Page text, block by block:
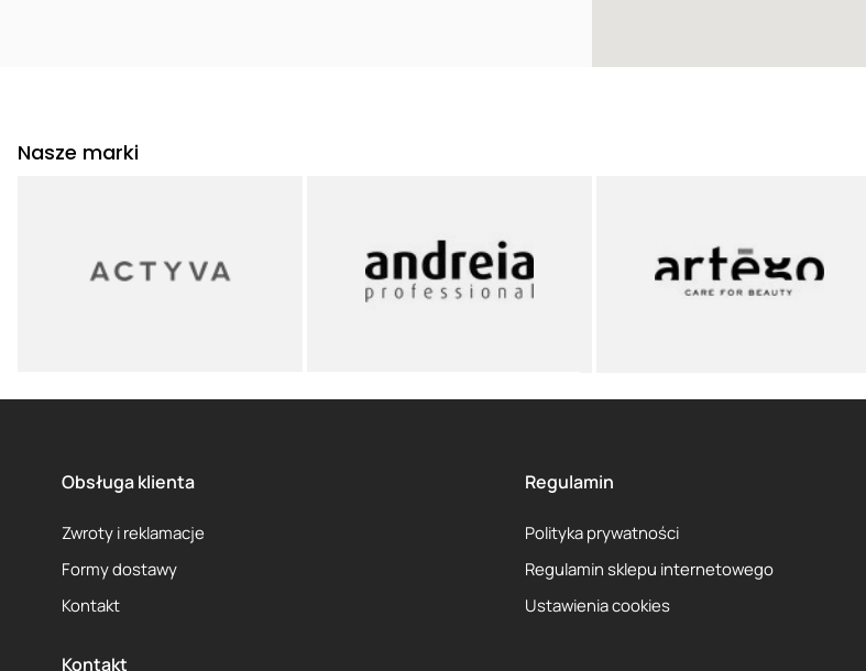
Nasze marki
Obsługa klienta
Zwroty i reklamacje
Formy dostawy
Kontakt
Regulamin
Polityka prywatności
Regulamin sklepu internetowego
Ustawienia cookies
Kontakt